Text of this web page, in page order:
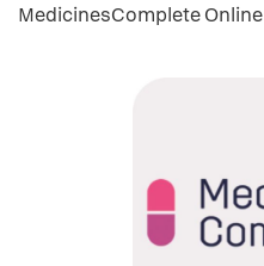
MedicinesComplete Online